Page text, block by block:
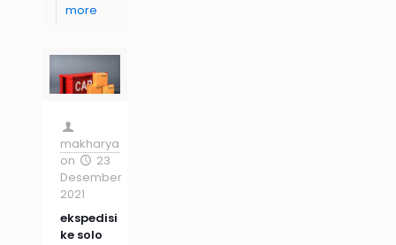
more
makharya
on
23
Desember
2021
ekspedisi
ke solo